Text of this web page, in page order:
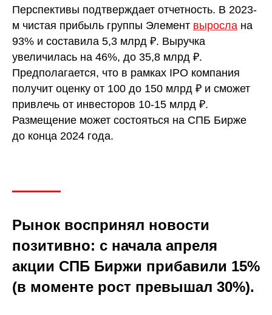
Перспективы подтверждает отчетность. В 2023-
м чистая прибыль группы Элемент выросла на
93% и составила 5,3 млрд ₽. Выручка
увеличилась на 46%, до 35,8 млрд ₽.
Предполагается, что в рамках IPO компания
получит оценку от 100 до 150 млрд ₽ и сможет
привлечь от инвесторов 10-15 млрд ₽.
Размещение может состояться на СПБ Бирже
до конца 2024 года.
Рынок воспринял новости
позитивно: с начала апреля
акции СПБ Биржи прибавили 15%
(в моменте рост превышал 30%).